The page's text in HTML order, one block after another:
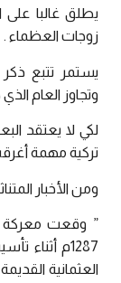
يطلق غالبا
زوجات العظماء .
يستمر تتبع
وتجاوز العام
لكي لا يعتقد
تركية مهمة
ومن الأخبار
1287م أثناء